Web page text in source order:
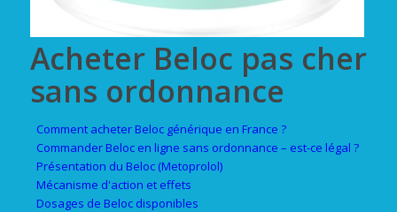
Acheter Beloc pas cher
sans ordonnance
Comment acheter Beloc générique en France ?
Commander Beloc en ligne sans ordonnance – est-ce légal ?
Présentation du Beloc (Metoprolol)
Mécanisme d'action et effets
Dosages de Beloc disponibles